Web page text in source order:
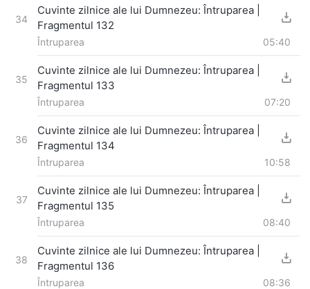
34
Cuvinte zilnice ale lui Dumnezeu: Întruparea |
Fragmentul 132
Întruparea 05:40
35
Cuvinte zilnice ale lui Dumnezeu: Întruparea |
Fragmentul 133
Întruparea 07:20
36
Cuvinte zilnice ale lui Dumnezeu: Întruparea |
Fragmentul 134
Întruparea 10:58
37
Cuvinte zilnice ale lui Dumnezeu: Întruparea |
Fragmentul 135
Întruparea 08:40
38
Cuvinte zilnice ale lui Dumnezeu: Întruparea |
Fragmentul 136
Întruparea 08:36